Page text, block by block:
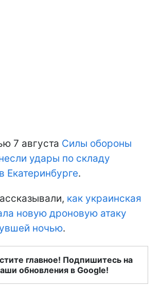
7 августа Силы обороны
удары по складу
Екатеринбурге.
как украинская
новую дроновую атаку
ночью.
главное! Подпишитесь на
обновления в Google!